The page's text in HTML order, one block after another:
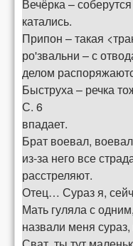
Вечёрка –
катались.
Припон – такая
ро'звальни – с
делом
Быструха – речка
С. 6
впадает.
Брат воевал,
из-за него все
расстреляют.
Отец… Сураз я,
Мать гуляла с
назвали меня